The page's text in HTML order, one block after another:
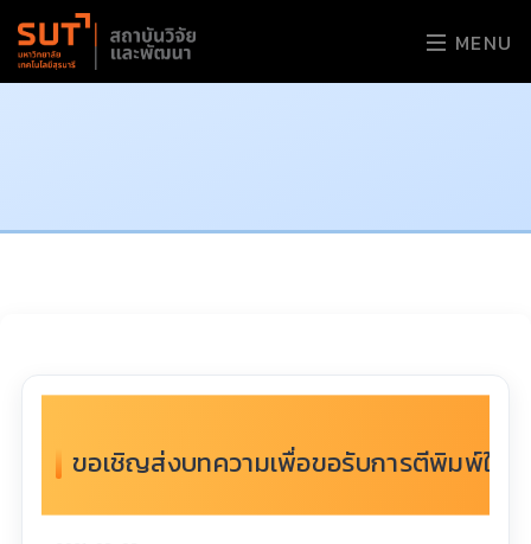
MENU
ขอเชิญส่งบทความเพื่อขอรับการตีพิมพ์ใน